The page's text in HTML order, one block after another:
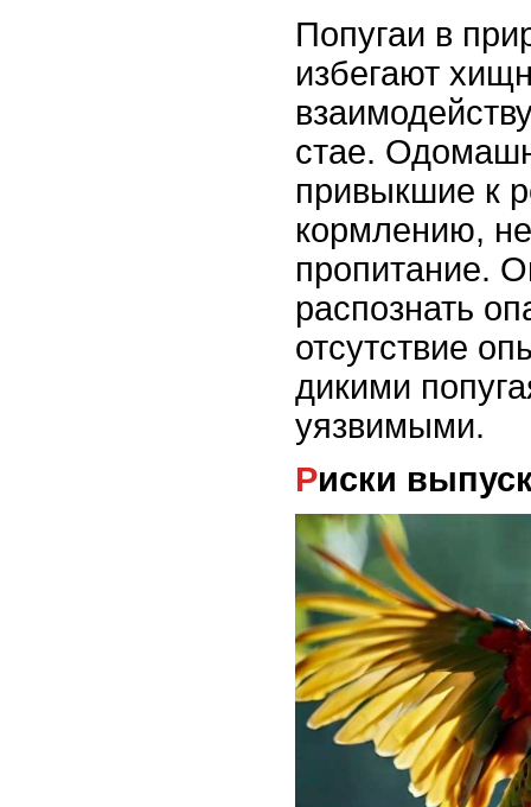
Попугаи в
избегают
стае.
привыкшие к
кормлению,
пропитание.
распознать
отсутствие
дикими
уязвимыми.
Риски